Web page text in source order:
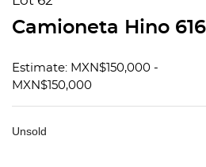
Camioneta Hino
Estimate: MXN$150,000 -
MXN$150,000
Unsold